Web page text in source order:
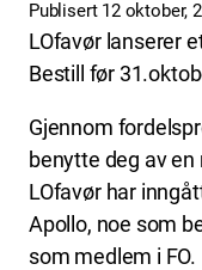
Publisert 12 oktober,
LOfavør lanserer
Bestill før
Gjennom
benytte deg av
LOfavør har
Apollo, noe som
som medlem i FO.